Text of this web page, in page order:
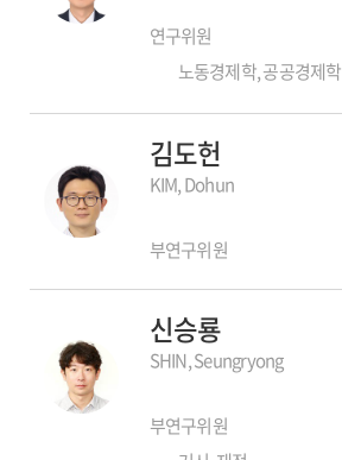
연구위원
노동경제학, 공공경제학
김도헌
KIM, Dohun
부연구위원
신승룡
SHIN, Seungryong
부연구위원